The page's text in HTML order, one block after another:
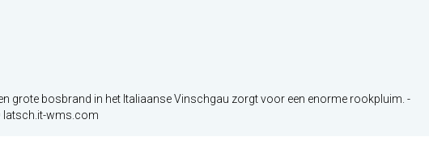
grote bosbrand in het Italiaanse Vinschgau zorgt voor een enorme rookpluim. -
wms.com